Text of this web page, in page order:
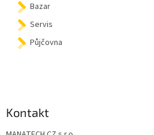
Bazar
Servis
Půjčovna
Kontakt